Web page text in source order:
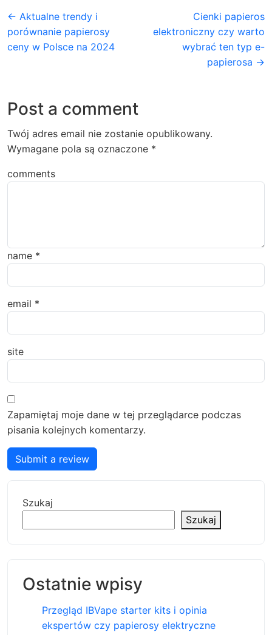
← Aktualne trendy i
porównanie papierosy
ceny w Polsce na 2024
Cienki papieros
elektroniczny czy warto
wybrać ten typ e-
papierosa →
Post a comment
Twój adres email nie zostanie opublikowany.
Wymagane pola są oznaczone *
comments
name *
email *
site
Zapamiętaj moje dane w tej przeglądarce podczas
pisania kolejnych komentarzy.
Submit a review
Szukaj
Szukaj
Ostatnie wpisy
Przegląd IBVape starter kits i opinia
ekspertów czy papierosy elektryczne